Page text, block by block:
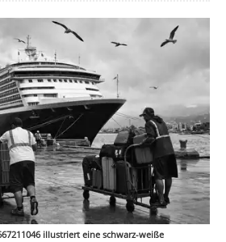
illustriert eine schwarz-weiße